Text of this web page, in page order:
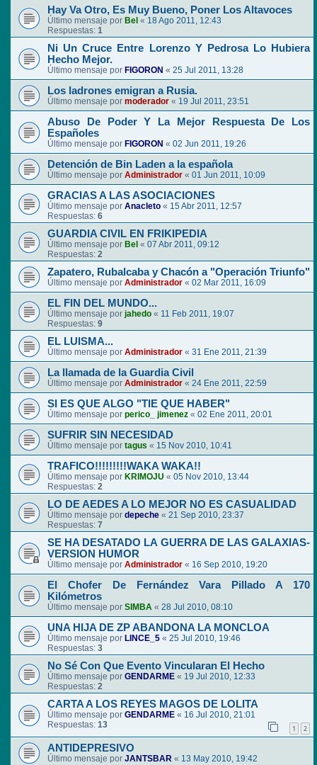
Hay Va Otro, Es Muy Bueno, Poner Los Altavoces
Último mensaje por Bel « 18 Ago 2011, 12:43
Respuestas: 1
Ni Un Cruce Entre Lorenzo Y Pedrosa Lo Hubiera
Hecho Mejor.
Último mensaje por FIGORON « 25 Jul 2011, 13:28
Los ladrones emigran a Rusia.
Último mensaje por moderador « 19 Jul 2011, 23:51
Abuso De Poder Y La Mejor Respuesta De Los
Españoles
Último mensaje por FIGORON « 02 Jun 2011, 19:26
Detención de Bin Laden a la española
Último mensaje por Administrador « 01 Jun 2011, 10:09
GRACIAS A LAS ASOCIACIONES
Último mensaje por Anacleto « 15 Abr 2011, 12:57
Respuestas: 6
GUARDIA CIVIL EN FRIKIPEDIA
Último mensaje por Bel « 07 Abr 2011, 09:12
Respuestas: 2
Zapatero, Rubalcaba y Chacón a "Operación Triunfo"
Último mensaje por Administrador « 02 Mar 2011, 16:09
EL FIN DEL MUNDO...
Último mensaje por jahedo « 11 Feb 2011, 19:07
Respuestas: 9
EL LUISMA...
Último mensaje por Administrador « 31 Ene 2011, 21:39
La llamada de la Guardia Civil
Último mensaje por Administrador « 24 Ene 2011, 22:59
SI ES QUE ALGO "TIE QUE HABER"
Último mensaje por perico_ jimenez « 02 Ene 2011, 20:01
SUFRIR SIN NECESIDAD
Último mensaje por tagus « 15 Nov 2010, 10:41
TRAFICO!!!!!!!!!WAKA WAKA!!
Último mensaje por KRIMOJU « 05 Nov 2010, 13:44
Respuestas: 2
LO DE AEDES A LO MEJOR NO ES CASUALIDAD
Último mensaje por depeche « 21 Sep 2010, 23:37
Respuestas: 7
SE HA DESATADO LA GUERRA DE LAS GALAXIAS-
VERSION HUMOR
Último mensaje por Administrador « 16 Sep 2010, 19:20
El Chofer De Fernández Vara Pillado A 170
Kilómetros
Último mensaje por SIMBA « 28 Jul 2010, 08:10
UNA HIJA DE ZP ABANDONA LA MONCLOA
Último mensaje por LINCE_5 « 25 Jul 2010, 19:46
Respuestas: 3
No Sé Con Que Evento Vincularan El Hecho
Último mensaje por GENDARME « 19 Jul 2010, 12:33
Respuestas: 2
CARTA A LOS REYES MAGOS DE LOLITA
Último mensaje por GENDARME « 16 Jul 2010, 21:01
Respuestas: 13 1 2
ANTIDEPRESIVO
Último mensaje por JANTSBAR « 13 May 2010, 19:42